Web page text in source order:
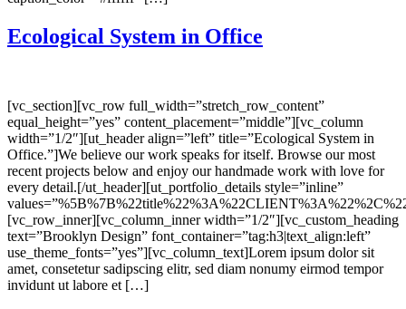
Ecological System in Office
[vc_section][vc_row full_width=”stretch_row_content”
equal_height=”yes” content_placement=”middle”][vc_column
width=”1/2″][ut_header align=”left” title=”Ecological System in
Office.”]We believe our work speaks for itself. Browse our most
recent projects below and enjoy our handmade work with love for
every detail.[/ut_header][ut_portfolio_details style=”inline”
[vc_row_inner][vc_column_inner width=”1/2″][vc_custom_heading
text=”Brooklyn Design” font_container=”tag:h3|text_align:left”
use_theme_fonts=”yes”][vc_column_text]Lorem ipsum dolor sit
amet, consetetur sadipscing elitr, sed diam nonumy eirmod tempor
invidunt ut labore et […]